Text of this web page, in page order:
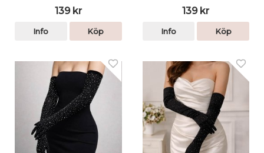
139 kr
Info Köp
139 kr
Info Köp